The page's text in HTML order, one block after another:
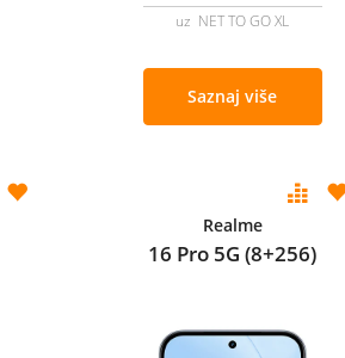
uz NET TO GO XL
Saznaj više
Realme
16 Pro 5G (8+256)